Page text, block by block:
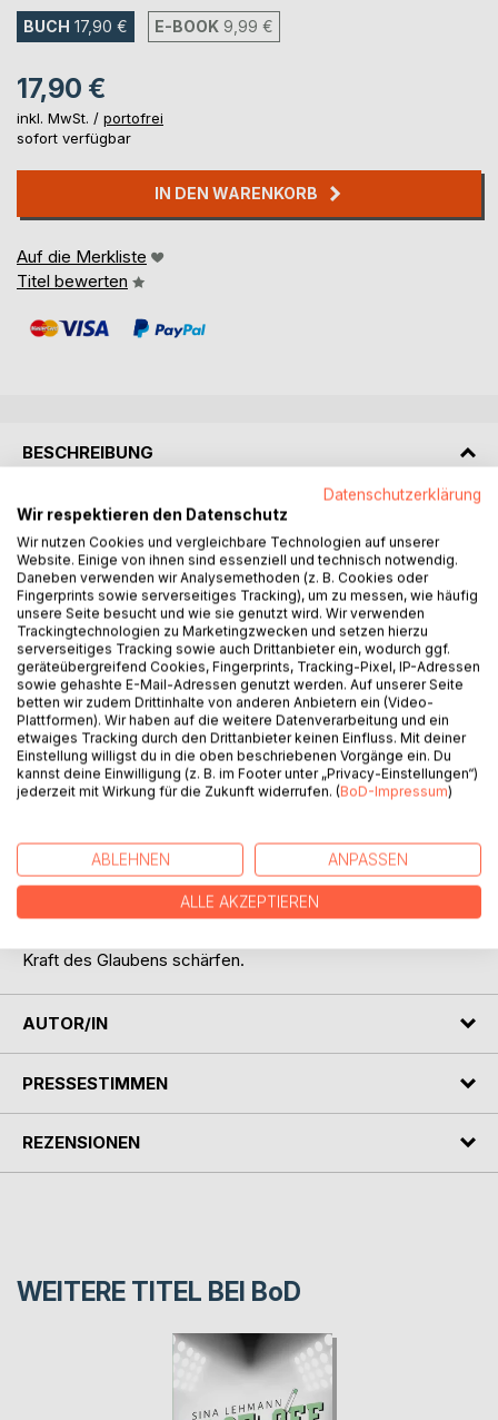
BUCH 17,90 € E-BOOK 9,99 €
17,90 €
inkl. MwSt. / portofrei
sofort verfügbar
IN DEN WARENKORB
Auf die Merkliste
Titel bewerten
BESCHREIBUNG
Krieg, Gewalt und Willkür, im Großen wie im Kleinen,
können Körper, Geist und Seele schwer verletzen. Wie
durch ein Brennglas zeigt dies die Autorin anhand einer
Familie, die den Zweiten Weltkrieg und die Nachkriegszeit
im Pleiser Hügelland durchlebt.
Der Blick auf das Alltägliche und die Dialoge in der Mundart
bringen uns das Leben der einfachen Leute näher: geprägt
vom ­Familien- und Dorfverband mit klaren Hierarchien, von
Religion und rheinischer Lebensart sowie der ebenso
harten wie überlebenswichtigen Arbeit in der
Landwirtschaft.
Während die jungen Männer fern der Heimat kämpfen
müssen, bringen die Bombenangriffe auf die neue
manche auch um ihre Lieben bangen, denen die
Einweisung in eine Tötungsanstalt droht.
Wenn Schrecken nicht vergessen, Ängste nicht
bezwungen und Wunden nicht vernarben können, möchte
Kraft des Glaubens schärfen.
AUTOR/IN
PRESSESTIMMEN
REZENSIONEN
WEITERE TITEL BEI BoD
Datenschutzerklärung
Wir respektieren den Datenschutz
Wir nutzen Cookies und vergleichbare Technologien auf unserer
Website. Einige von ihnen sind essenziell und technisch notwendig.
Daneben verwenden wir Analysemethoden (z. B. Cookies oder
Fingerprints sowie serverseitiges Tracking), um zu messen, wie häufig
unsere Seite besucht und wie sie genutzt wird. Wir verwenden
Trackingtechnologien zu Marketingzwecken und setzen hierzu
serverseitiges Tracking sowie auch Drittanbieter ein, wodurch ggf.
geräteübergreifend Cookies, Fingerprints, Tracking-Pixel, IP-Adressen
sowie gehashte E-Mail-Adressen genutzt werden. Auf unserer Seite
betten wir zudem Drittinhalte von anderen Anbietern ein (Video-
Plattformen). Wir haben auf die weitere Datenverarbeitung und ein
etwaiges Tracking durch den Drittanbieter keinen Einfluss. Mit deiner
Einstellung willigst du in die oben beschriebenen Vorgänge ein. Du
kannst deine Einwilligung (z. B. im Footer unter „Privacy-Einstellungen“)
jederzeit mit Wirkung für die Zukunft widerrufen. (BoD-Impressum)
ABLEHNEN ANPASSEN
ALLE AKZEPTIEREN